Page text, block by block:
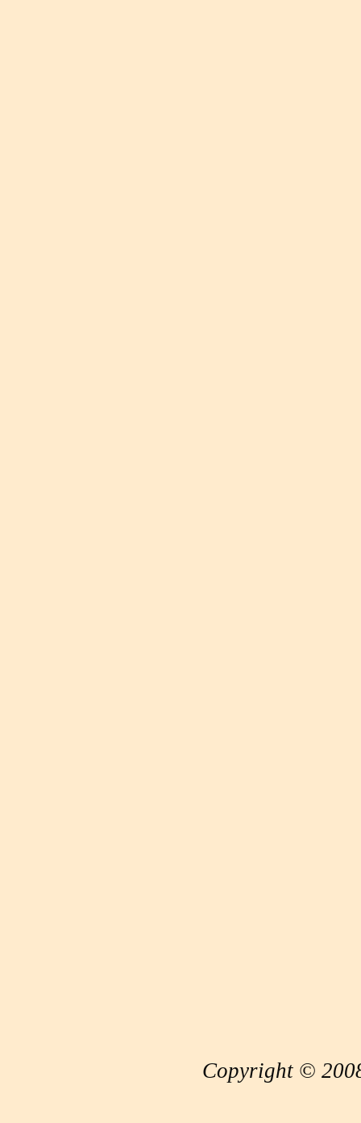
Copyright ©